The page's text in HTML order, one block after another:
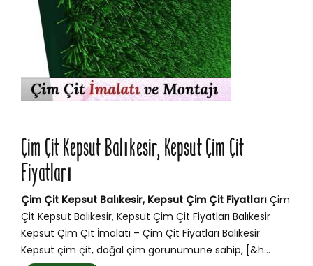
Çim Çit Kepsut Balıkesir, Kepsut Çim Çit
Fiyatları
Çim Çit Kepsut Balıkesir, Kepsut Çim Çit Fiyatları Çim
Çit Kepsut Balıkesir, Kepsut Çim Çit Fiyatları Balıkesir
Kepsut Çim Çit İmalatı – Çim Çit Fiyatları Balıkesir
Kepsut çim çit, doğal çim görünümüne sahip, [&h...